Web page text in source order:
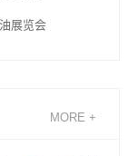
展览会
MORE +